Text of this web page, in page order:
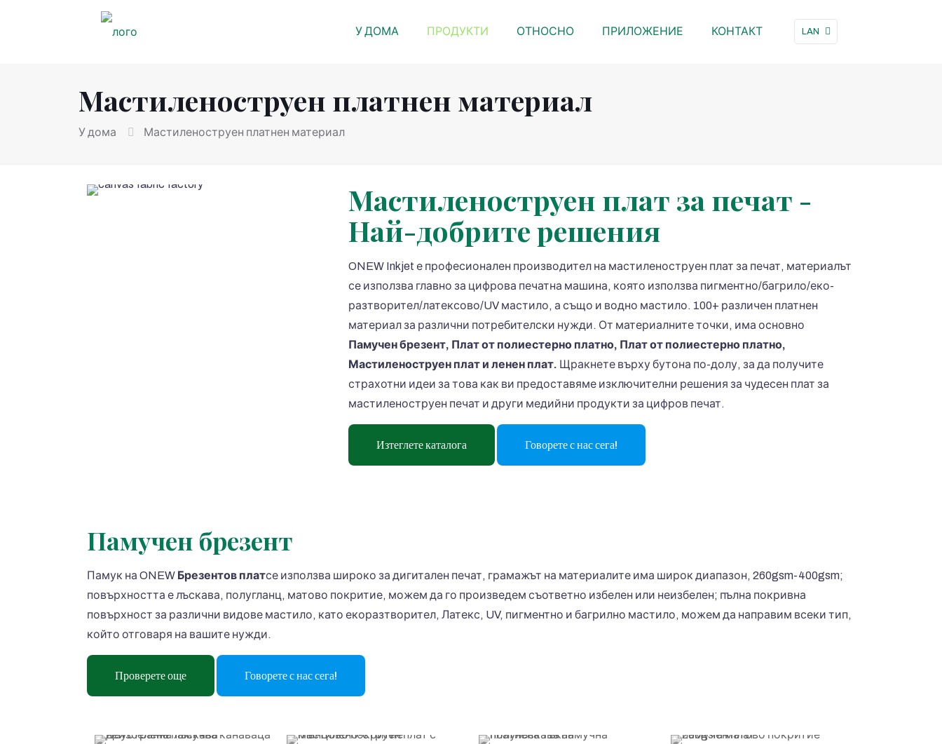
У ДОМА ПРОДУКТИ ОТНОСНО ПРИЛОЖЕНИЕ КОНТАКТ LAN
Мастиленоструен платнен материал
У дома Мастиленоструен платнен материал
Мастиленоструен плат за печат -
Най-добрите решения
ONEW Inkjet е професионален производител на мастиленоструен плат за печат, материалът
се използва главно за цифрова печатна машина, която използва пигментно/багрило/еко-
разтворител/латексово/UV мастило, а също и водно мастило. 100+ различен платнен
материал за различни потребителски нужди. От материалните точки, има основно
Памучен брезент, Плат от полиестерно платно, Плат от полиестерно платно,
Мастиленоструен плат и ленен плат. Щракнете върху бутона по-долу, за да получите
страхотни идеи за това как ви предоставяме изключителни решения за чудесен плат за
мастиленоструен печат и други медийни продукти за цифров печат.
Изтеглете каталога Говорете с нас сега!
Памучен брезент
Памук на ONEW Брезентов платсе използва широко за дигитален печат, грамажът на материалите има широк диапазон, 260gsm-400gsm;
повърхността е лъскава, полугланц, матово покритие, можем да го произведем съответно избелен или неизбелен; пълна покривна
повърхност за различни видове мастило, като екоразтворител, Латекс, UV, пигментно и багрилно мастило, можем да направим всеки тип,
който отговаря на вашите нужди.
Проверете още Говорете с нас сега!